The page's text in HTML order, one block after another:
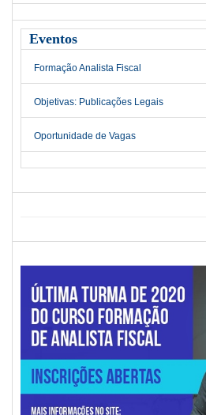
Eventos
Formação Analista Fiscal
Objetivas: Publicações Legais
Oportunidade de Vagas